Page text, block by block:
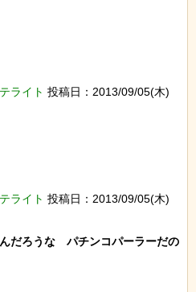
ライト 投稿日：2013/09/05(木)
ライト 投稿日：2013/09/05(木)
だろうな　パチンコパーラーだの